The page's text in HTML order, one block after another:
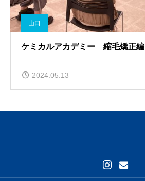
山口
ケミカルアカデミー 縮毛矯正編
2024.05.13